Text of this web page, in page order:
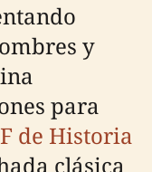
y
para
de Historia
clásica